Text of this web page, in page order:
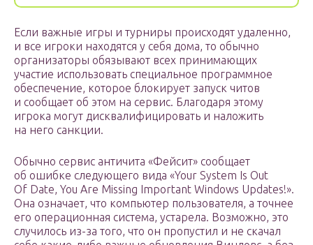
Если важные игры и турниры происходят удаленно,
и все игроки находятся у себя дома, то обычно
организаторы обязывают всех принимающих
участие использовать специальное программное
обеспечение, которое блокирует запуск читов
и сообщает об этом на сервис. Благодаря этому
игрока могут дисквалифицировать и наложить
на него санкции.
Обычно сервис античита «Фейсит» сообщает
об ошибке следующего вида «Your System Is Out
Of Date, You Are Missing Important Windows Updates!».
Она означает, что компьютер пользователя, а точнее
его операционная система, устарела. Возможно, это
случилось из-за того, что он пропустил и не скачал